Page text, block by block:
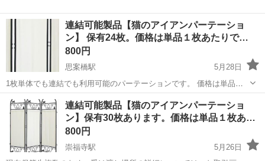
連結可能製品【猫のアイアンパーテーショ
ン】 保有24枚。価格は単品１枚あたりで…
800円
思案橋駅
5月28日
1枚単体でも連結でも利用可能のパーテーションです。 価格は単品１
枚あたりです。 枚数セット価格ではございません。 現在保管先複数の
ため、受け渡し場所の詳細については、お取引画面にて打合せ致しま
す。 ご希望数をお知らせくだ...
長崎 長崎市 思案橋駅 カーテン、ブラインド
連結可能製品【猫のアイアンパーテーショ
ン】保有30枚あります。価格は単品１枚あ…
800円
崇福寺駅
5月26日